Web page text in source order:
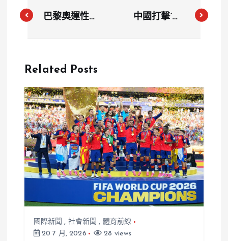
巴黎奧運性別
婷遭韓媒報導
風暴
中國打擊‘飯
部門刑拘違法
者
Related Posts
國際新聞 , 社會新聞 , 體育前線
20 7 月, 2026
28 views